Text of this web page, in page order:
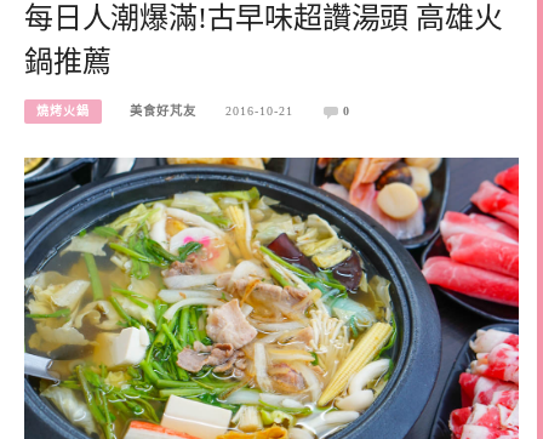
每日人潮爆滿!古早味超讚湯頭 高雄火
鍋推薦
燒烤火鍋 美食好芃友 2016-10-21 0